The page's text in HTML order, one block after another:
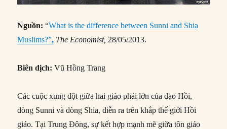
Nguồn: “What is the difference between Sunni and Shia
Muslims?”, The Economist, 28/05/2013.
Biên dịch: Vũ Hồng Trang
Các cuộc xung đột giữa hai giáo phái lớn của đạo Hồi,
dòng Sunni và dòng Shia, diễn ra trên khắp thế giới Hồi
giáo. Tại Trung Đông, sự kết hợp mạnh mẽ giữa tôn giáo